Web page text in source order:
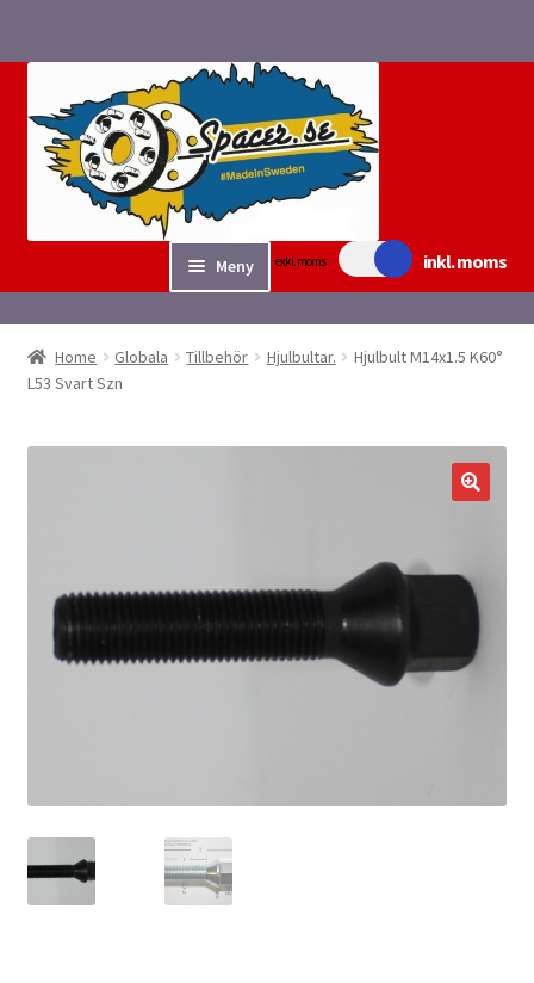
navigering
innehåll
exkl. moms inkl. moms
Meny
Sök/bygg Spacers
Tillbehör
Fyndvaror.
Hjälp/FAQ
Home Globala Tillbehör Hjulbultar.
Hjulbult M14x1.5 K60°
L53 Svart Szn